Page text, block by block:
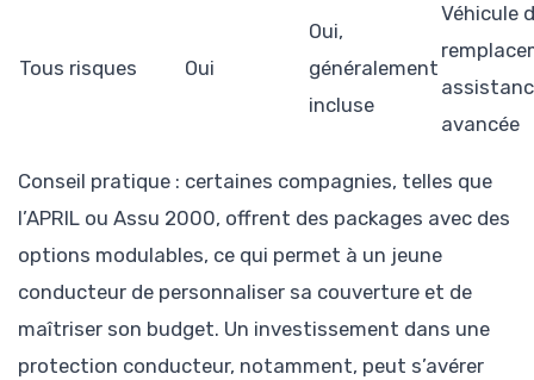
Tous risques Oui
Oui,
généralement
incluse
Véhicule
avancée
Conseil pratique : certaines compagnies, telles que
l’APRIL ou Assu 2000, offrent des packages avec des
options modulables, ce qui permet à un jeune
conducteur de personnaliser sa couverture et de
maîtriser son budget. Un investissement dans une
protection conducteur, notamment, peut s’avérer